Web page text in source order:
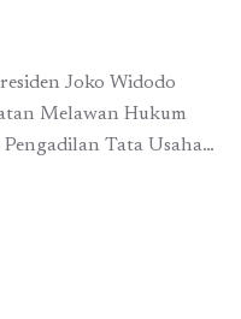
Joko Widodo
Melawan Hukum
Tata Usaha
tersebut dilayangkan